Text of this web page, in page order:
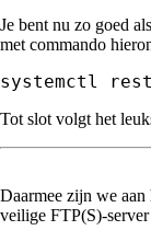
Je bent nu zo goed
met commando
systemctl
Tot slot volgt het
Daarmee zijn we aan
veilige FTP(S)-